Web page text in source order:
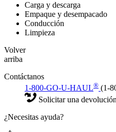
Carga y descarga
Empaque y desempacado
Conducción
Limpieza
Volver
arriba
Contáctanos
1-800-GO-U-HAUL® (1-
Solicitar una
¿Necesitas ayuda?